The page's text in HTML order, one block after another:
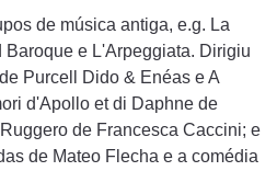
de música antiga, e.g. La
e L'Arpeggiata. Dirigiu
Purcell Dido & Enéas e A
d'Apollo et di Daphne de
de Francesca Caccini; e
de Mateo Flecha e a comédia